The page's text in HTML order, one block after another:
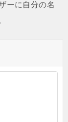
ーに自分の名